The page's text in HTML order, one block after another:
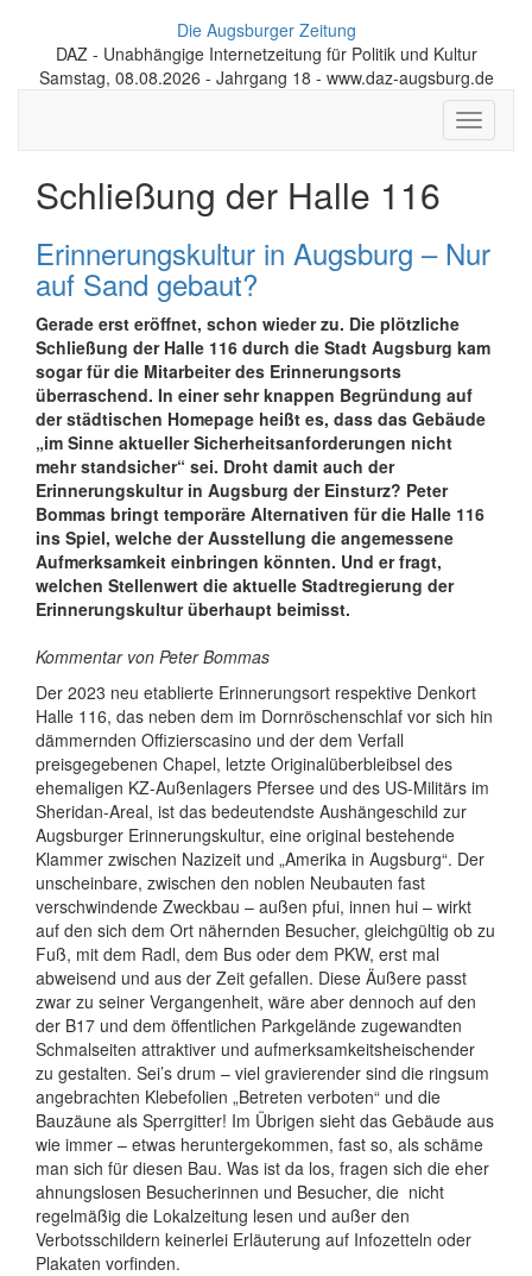
Die Augsburger Zeitung
DAZ - Unabhängige Internetzeitung für Politik und Kultur
Samstag, 08.08.2026 - Jahrgang 18 - www.daz-augsburg.de
Toggle
Schließung der Halle 116
Erinnerungskultur in Augsburg – Nur
auf Sand gebaut?
Gerade erst eröffnet, schon wieder zu. Die plötzliche
Schließung der Halle 116 durch die Stadt Augsburg kam
sogar für die Mitarbeiter des Erinnerungsorts
überraschend. In einer sehr knappen Begründung auf
der städtischen Homepage heißt es, dass das Gebäude
„im Sinne aktueller Sicherheitsanforderungen nicht
mehr standsicher“ sei. Droht damit auch der
Erinnerungskultur in Augsburg der Einsturz? Peter
Bommas bringt temporäre Alternativen für die Halle 116
ins Spiel, welche der Ausstellung die angemessene
Aufmerksamkeit einbringen könnten. Und er fragt,
welchen Stellenwert die aktuelle Stadtregierung der
Erinnerungskultur überhaupt beimisst.
Kommentar von Peter Bommas
Der 2023 neu etablierte Erinnerungsort respektive Denkort
Halle 116, das neben dem im Dornröschenschlaf vor sich hin
dämmernden Offizierscasino und der dem Verfall
preisgegebenen Chapel, letzte Originalüberbleibsel des
ehemaligen KZ-Außenlagers Pfersee und des US-Militärs im
Sheridan-Areal, ist das bedeutendste Aushängeschild zur
Augsburger Erinnerungskultur, eine original bestehende
Klammer zwischen Nazizeit und „Amerika in Augsburg“. Der
unscheinbare, zwischen den noblen Neubauten fast
verschwindende Zweckbau – außen pfui, innen hui – wirkt
auf den sich dem Ort nähernden Besucher, gleichgültig ob zu
Fuß, mit dem Radl, dem Bus oder dem PKW, erst mal
abweisend und aus der Zeit gefallen. Diese Äußere passt
zwar zu seiner Vergangenheit, wäre aber dennoch auf den
der B17 und dem öffentlichen Parkgelände zugewandten
Schmalseiten attraktiver und aufmerksamkeitsheischender
zu gestalten. Sei’s drum – viel gravierender sind die ringsum
angebrachten Klebefolien „Betreten verboten“ und die
Bauzäune als Sperrgitter! Im Übrigen sieht das Gebäude aus
wie immer – etwas heruntergekommen, fast so, als schäme
man sich für diesen Bau. Was ist da los, fragen sich die eher
ahnungslosen Besucherinnen und Besucher, die nicht
regelmäßig die Lokalzeitung lesen und außer den
Verbotsschildern keinerlei Erläuterung auf Infozetteln oder
Plakaten vorfinden.